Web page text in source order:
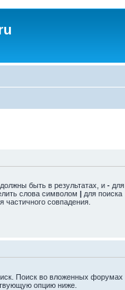
быть в результатах, и - для
слова символом | для поиска
частичного совпадения.
Поиск во вложенных форумах
опцию ниже.